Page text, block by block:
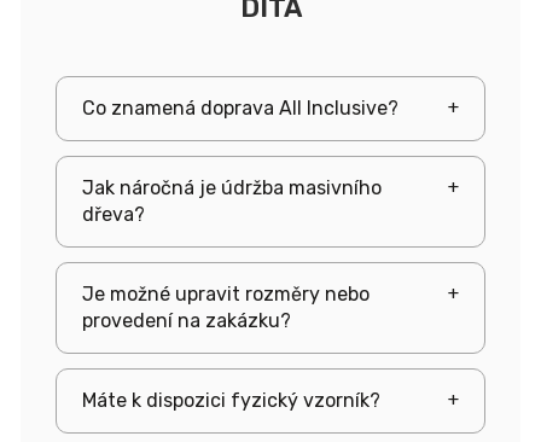
DITA
Co znamená doprava All Inclusive? +
Jak náročná je údržba masivního
dřeva?
+
Je možné upravit rozměry nebo
provedení na zakázku?
+
Máte k dispozici fyzický vzorník? +